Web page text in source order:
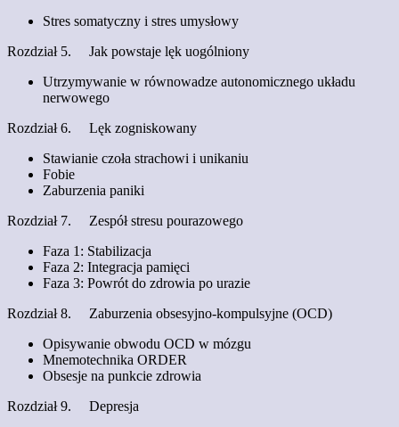
Stres somatyczny i stres umysłowy
Rozdział 5. Jak powstaje lęk uogólniony
Utrzymywanie w równowadze autonomicznego układu
nerwowego
Rozdział 6. Lęk zogniskowany
Stawianie czoła strachowi i unikaniu
Fobie
Zaburzenia paniki
Rozdział 7. Zespół stresu pourazowego
Faza 1: Stabilizacja
Faza 2: Integracja pamięci
Faza 3: Powrót do zdrowia po urazie
Rozdział 8. Zaburzenia obsesyjno-kompulsyjne (OCD)
Opisywanie obwodu OCD w mózgu
Mnemotechnika ORDER
Obsesje na punkcie zdrowia
Rozdział 9. Depresja